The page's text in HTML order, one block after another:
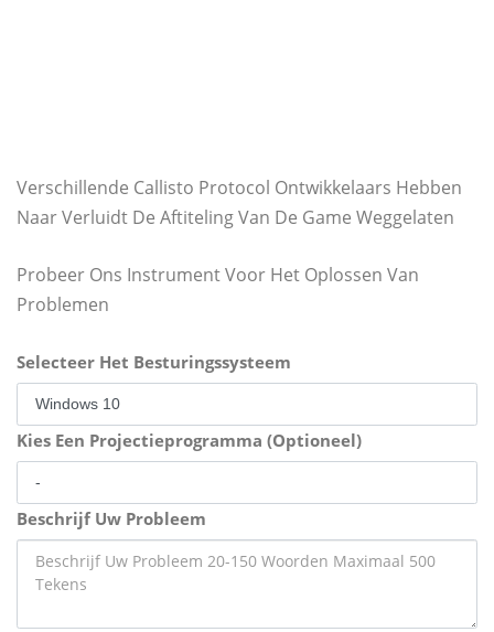
Verschillende Callisto Protocol Ontwikkelaars Hebben
Naar Verluidt De Aftiteling Van De Game Weggelaten
Probeer Ons Instrument Voor Het Oplossen Van
Problemen
Selecteer Het Besturingssysteem
Kies Een Projectieprogramma (Optioneel)
Beschrijf Uw Probleem